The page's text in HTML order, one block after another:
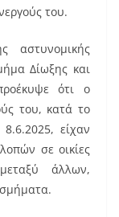
του.
αστυνομικής
Δίωξης και
ότι ο
του, κατά το
είχαν
σε οικίες
άλλων,